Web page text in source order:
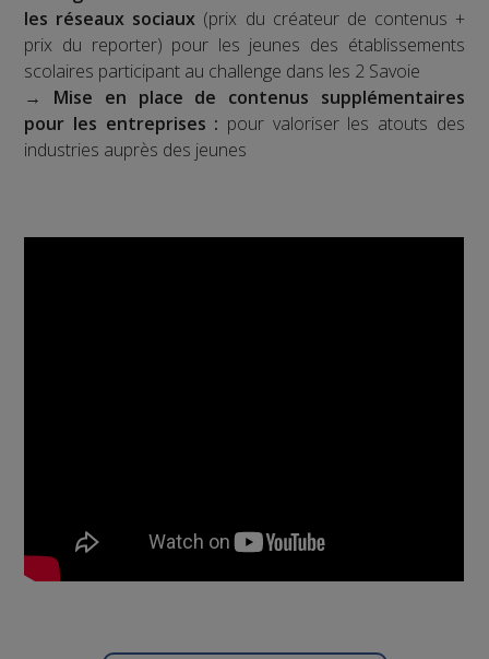
les réseaux sociaux (prix du créateur de contenus +
prix du reporter) pour les jeunes des établissements
scolaires participant au challenge dans les 2 Savoie
→ Mise en place de contenus supplémentaires
pour les entreprises : pour valoriser les atouts des
industries auprès des jeunes